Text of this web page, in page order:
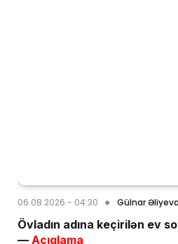
06.08.2026 - 04:30 Gülnar Əliyeva
Övladın adına keçirilən ev
— Açıqlama